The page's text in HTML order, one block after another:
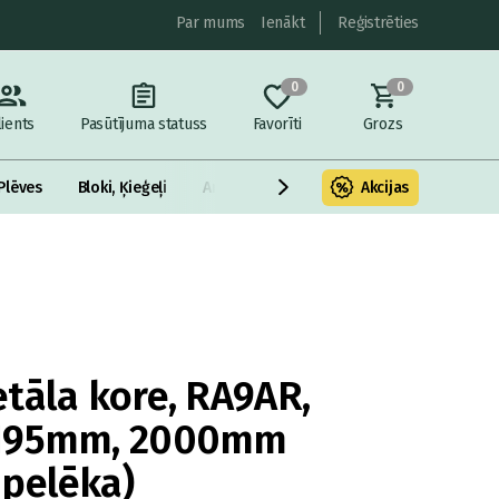
Par mums Ienākt Reģistrēties
Pasūtījuma statuss
0
Favorīti
0
Grozs
Bloki, Ķieģeļi Armatūra un metāls Fasādes
Akcijas
kore, RA9AR,
2000mm